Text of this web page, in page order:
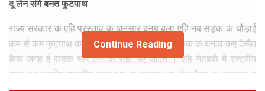
दू लेन संगे बनत फुटपाथ
राज्य सरकार क एहि प्रस्ताव क अनुसार बनय बला एहि नब सड़क क चौड़ाई
कम से कम फुटपाथ क आलावा दू लेन क होएत। ट्रैफिक क घनत्व कए देखैत
कैक जगह ई सड़क चार लेन क सेहो भए जाएत । एहि नेटवर्क मे राष्ट्रीय
उच्च पथ आओर राजकीय उच्च पथ क उन्नयन क लेल पैसा क व्यवस्था त
Continue Reading